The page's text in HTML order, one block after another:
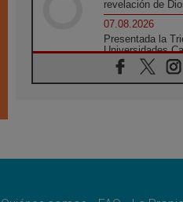
revelación de
07.08.2026
Presentada la
Universidades
Empathy»
07.08.2026
digital para